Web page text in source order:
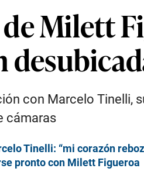
Milett
con Marcelo Tinelli,
cámaras
Tinelli: “mi corazón
pronto con Milett Figueroa